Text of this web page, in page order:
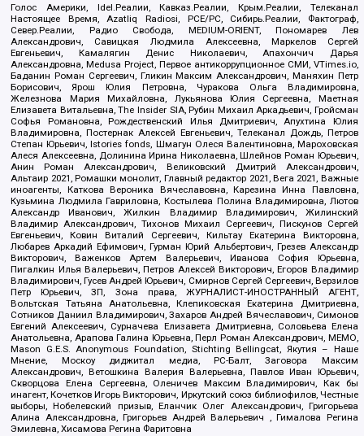
Голос Америки, Idel.Реалии, Кавказ.Реалии, Крым.Реалии, Телеканал
Настоящее Время, Azatliq Radiosi, PCE/PC, Сибирь.Реалии, Фактограф,
Север.Реалии, Радио Свобода, MEDIUM-ORIENT, Пономарев Лев
Александрович, Савицкая Людмила Алексеевна, Маркелов Сергей
Евгеньевич, Камалягин Денис Николаевич, Апахончич Дарья
Александровна, Medusa Project, Первое антикоррупционное СМИ, VTimes.io,
Баданин Роман Сергеевич, Гликин Максим Александрович, Маняхин Петр
Борисович, Ярош Юлия Петровна, Чуракова Ольга Владимировна,
Железнова Мария Михайловна, Лукьянова Юлия Сергеевна, Маетная
Елизавета Витальевна, The Insider SIA, Рубин Михаил Аркадьевич, Гройсман
Софья Романовна, Рождественский Илья Дмитриевич, Апухтина Юлия
Владимировна, Постернак Алексей Евгеньевич, Телеканал Дождь, Петров
Степан Юрьевич, Istories fonds, Шмагун Олеся Валентиновна, Мароховская
Алеся Алексеевна, Долинина Ирина Николаевна, Шлейнов Роман Юрьевич,
Анин Роман Александрович, Великовский Дмитрий Александрович,
Альтаир 2021, Ромашки монолит, Главный редактор 2021, Вега 2021, Важные
иноагенты, Каткова Вероника Вячеславовна, Карезина Инна Павловна,
Кузьмина Людмила Гавриловна, Костылева Полина Владимировна, Лютов
Александр Иванович, Жилкин Владимир Владимирович, Жилинский
Владимир Александрович, Тихонов Михаил Сергеевич, Пискунов Сергей
Евгеньевич, Ковин Виталий Сергеевич, Кильтау Екатерина Викторовна,
Любарев Аркадий Ефимович, Гурман Юрий Альбертович, Грезев Александр
Викторович, Важенков Артем Валерьевич, Иванова София Юрьевна,
Пигалкин Илья Валерьевич, Петров Алексей Викторович, Егоров Владимир
Владимирович, Гусев Андрей Юрьевич, Смирнов Сергей Сергеевич, Верзилов
Петр Юрьевич, ЗП, Зона права, ЖУРНАЛИСТ-ИНОСТРАННЫЙ АГЕНТ,
Вольтская Татьяна Анатольевна, Клепиковская Екатерина Дмитриевна,
Сотников Даниил Владимирович, Захаров Андрей Вячеславович, Симонов
Евгений Алексеевич, Сурначева Елизавета Дмитриевна, Соловьева Елена
Анатольевна, Арапова Галина Юрьевна, Перл Роман Александрович, МЕМО,
Mason G.E.S. Anonymous Foundation, Stichting Bellingcat, Якутия – Наше
Мнение, Москоу диджитал медиа, РС-Балт, Заговора Максим
Александрович, Ветошкина Валерия Валерьевна, Павлов Иван Юрьевич,
Скворцова Елена Сергеевна, Оленичев Максим Владимирович, Как бы
инагент, Кочетков Игорь Викторович, Иркутский союз библиофилов, Честные
выборы, Нобелевский призыв, Еланчик Олег Александрович, Григорьева
Алина Александровна, Григорьев Андрей Валерьевич , Гималова Регина
Эмилевна, Хисамова Регина Фаритовна